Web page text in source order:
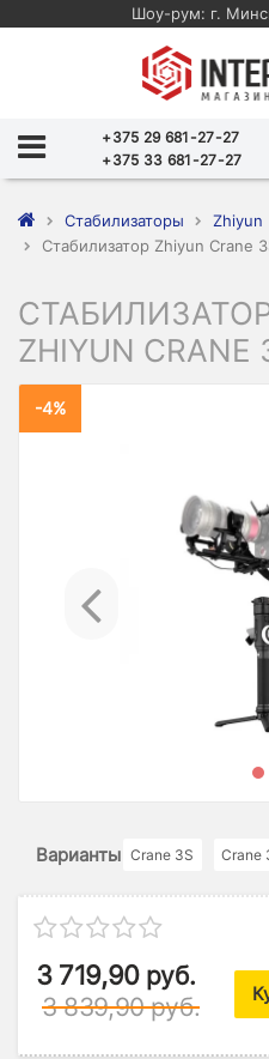
Шоу-рум: г.
+375 29 681-27-27
+375 33 681-27-27
Стабилизаторы
Zhiyun
Стабилизатор Zhiyun Crane
ZHIYUN CRANE
-4%
Варианты Crane 3S Crane
3 719,90 руб.
3 839,90 руб.